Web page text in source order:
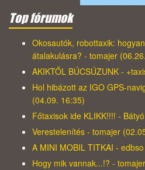
Top fórumok
Okosautók, robottaxik:
átalakulásra? - tomajer
AKIKTŐL BÚCSÚZUNK -
Hol hibázott az IGO GPS-
(04.09. 16:35)
Főtaxisok ide KLIKK!!!! -
Verestelenítés - tomajer
A MINI MOBIL TITKAI -
Hogy mik vannak...!? -